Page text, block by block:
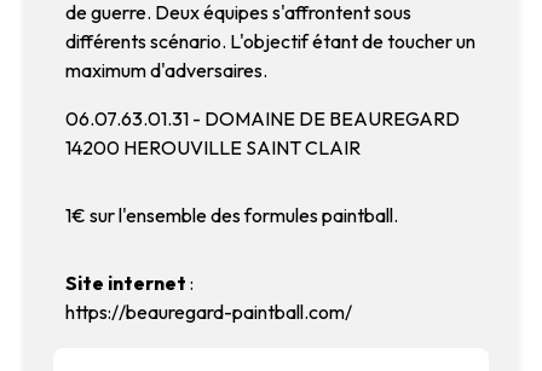
de guerre. Deux équipes s'affrontent sous
différents scénario. L'objectif étant de toucher un
maximum d'adversaires.
06.07.63.01.31 - DOMAINE DE BEAUREGARD
14200 HEROUVILLE SAINT CLAIR
1€ sur l'ensemble des formules paintball.
Site internet :
https://beauregard-paintball.com/